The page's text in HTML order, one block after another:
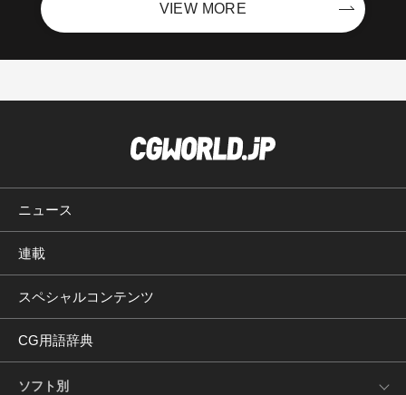
VIEW MORE
ニュース
連載
スペシャルコンテンツ
CG用語辞典
ソフト別